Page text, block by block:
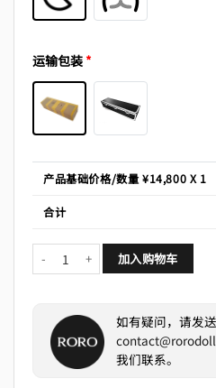
运输包装*
产品基础价格/数量 ¥14,800 X 1
合计
凯莉（温柔桃心） 数量加入购物车
如有疑问，请发
我们联系。